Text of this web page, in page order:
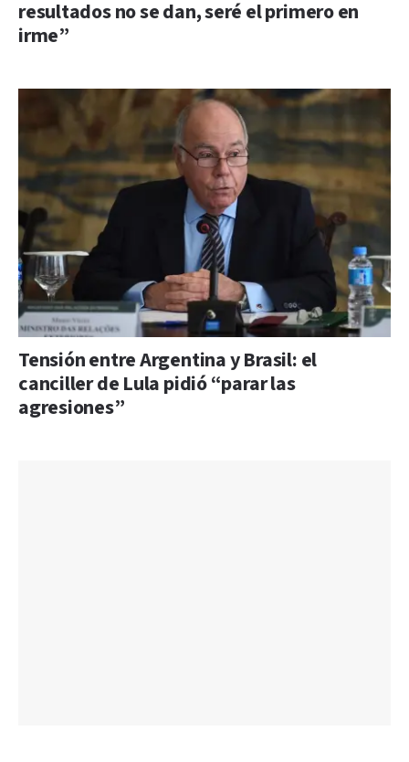
resultados no se dan, seré el primero en
irme”
Tensión entre Argentina y Brasil: el
canciller de Lula pidió “parar las
agresiones”